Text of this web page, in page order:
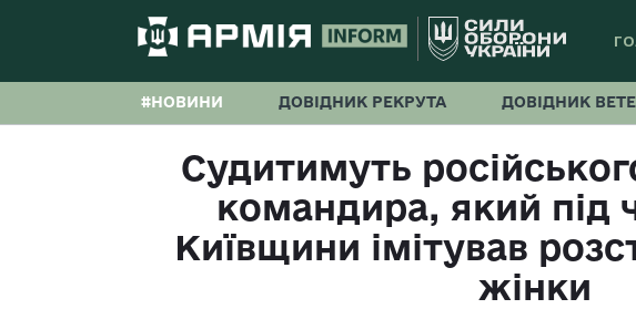
#НОВИНИ ДОВІДНИК РЕКРУТА ДОВІДНИК
Судитимуть
командира, який під
Київщини імітував
жінки